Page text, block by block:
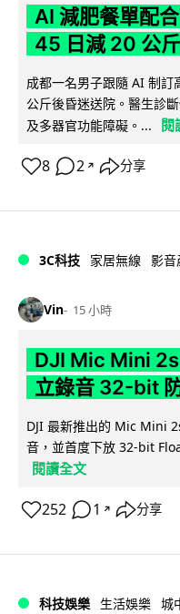
AI 減肥餐單配
45 日減 20 公
成都一名男子跟隨 AI 制
公斤後昏迷送院。醫生診
及多器官功能障礙。...
閱
8 2 ↗ 分享
3C科技 家居無線 影音
Vin 15 小時
DJI Mic Mini
立錄音 32-bit
DJI 最新推出的 Mic Mini
音，並首度下放 32-bit
閱讀全文
252 1 ↗ 分享
科技娛樂 生活娛樂 城